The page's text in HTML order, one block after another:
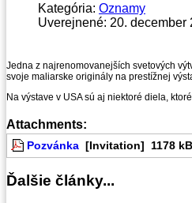
Kategória: Oznamy
Uverejnené: 20. december
Jedna z najrenomovanejších svetových
svoje maliarske originály na prestížnej
Na výstave v USA sú aj niektoré diela,
Attachments:
Pozvánka [Invitation] 1178 kB
Ďalšie články...